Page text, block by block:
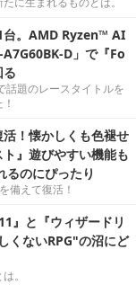
台。AMD Ryzen™ AI
D」で『Fo
話題のレースタイトルを
！懐かしくも色褪せ
』遊びやすい機能も
るのにぴったり
備えて復活！
』と『ウィザードリ
くないRPG"の沼にど
。